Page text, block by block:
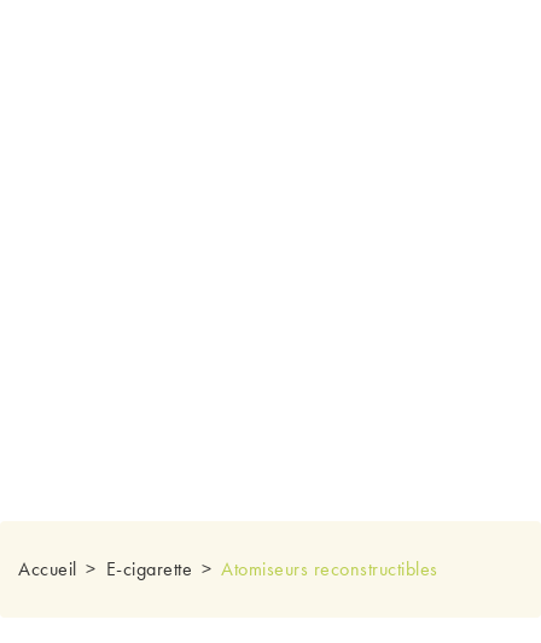
Accueil E-cigarette Atomiseurs reconstructibles